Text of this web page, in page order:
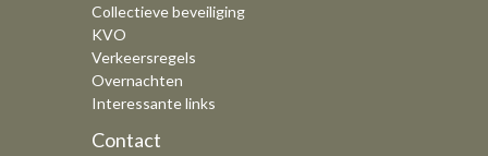
Collectieve beveiliging
KVO
Verkeersregels
Overnachten
Interessante links
Contact